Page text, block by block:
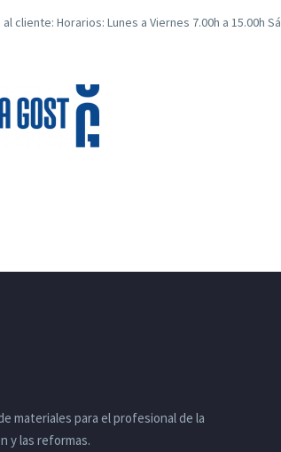
cliente: Horarios: Lunes a Viernes 7.00h a 15.00h
materiales para el profesional de la
y las reformas.